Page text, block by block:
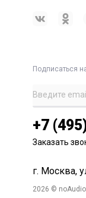
Подписаться
+7
Заказать
г. Москва,
2026 ©